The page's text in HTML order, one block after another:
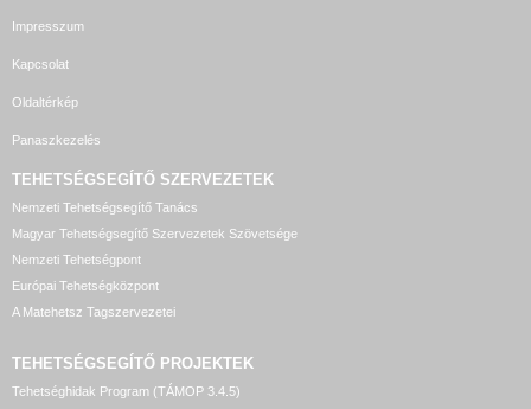
Impresszum
Kapcsolat
Oldaltérkép
Panaszkezelés
TEHETSÉGSEGÍTŐ SZERVEZETEK
Nemzeti Tehetségsegítő Tanács
Magyar Tehetségsegítő Szervezetek Szövetsége
Nemzeti Tehetségpont
Európai Tehetségközpont
A Matehetsz Tagszervezetei
TEHETSÉGSEGÍTŐ PROJEKTEK
Tehetséghidak Program (TÁMOP 3.4.5)